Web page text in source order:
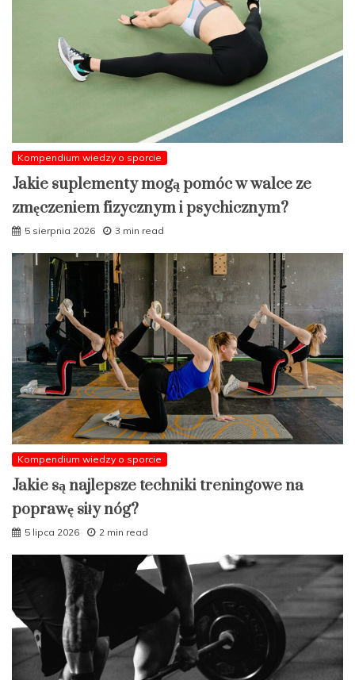
Kompendium wiedzy o sporcie
Jakie suplementy mogą pomóc w walce ze
zmęczeniem fizycznym i psychicznym?
5 sierpnia 2026 3 min read
Kompendium wiedzy o sporcie
Jakie są najlepsze techniki treningowe na
poprawę siły nóg?
5 lipca 2026 2 min read